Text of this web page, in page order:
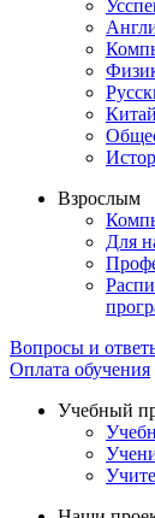
Взрослым
Для
Вопросы и
Оплата обучения
Учебный